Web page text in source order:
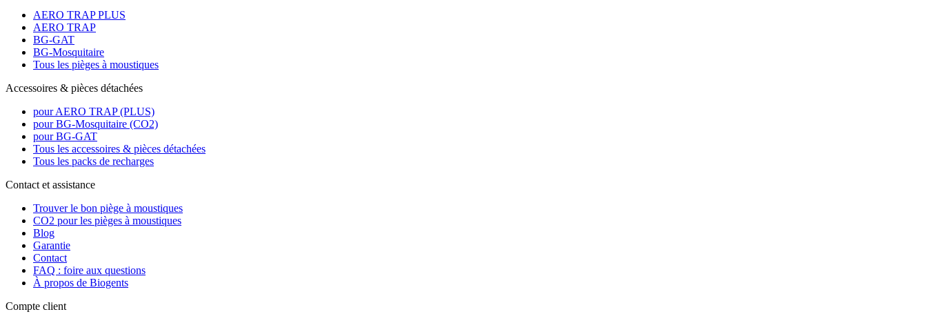
AERO TRAP PLUS
AERO TRAP
BG-GAT
BG-Mosquitaire
Tous les pièges à moustiques
Accessoires & pièces détachées
pour AERO TRAP (PLUS)
pour BG-Mosquitaire (CO2)
pour BG-GAT
Tous les accessoires & pièces détachées
Tous les packs de recharges
Contact et assistance
Trouver le bon piège à moustiques
CO2 pour les pièges à moustiques
Blog
Garantie
Contact
FAQ : foire aux questions
À propos de Biogents
Compte client